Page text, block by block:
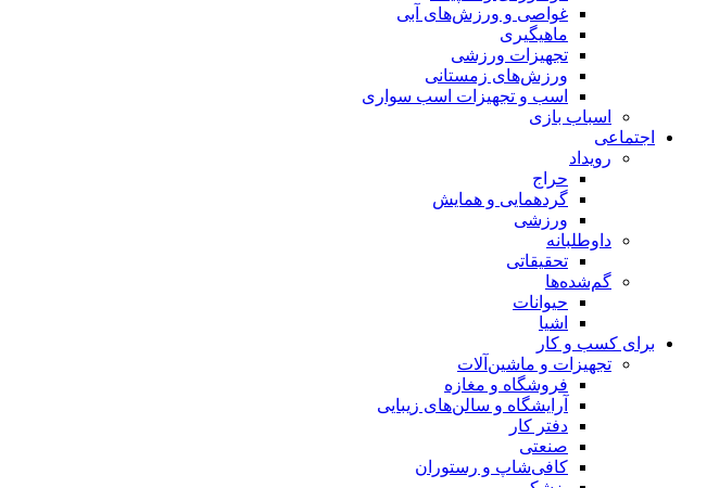
غواصی و ورزش‌های آبی
ماهیگیری
تجهیزات ورزشی
ورزش‌های زمستانی
اسب و تجهیزات اسب سواری
اسباب‌ بازی
اجتماعی
رویداد
حراج
گردهمایی و همایش
ورزشی
داوطلبانه
تحقیقاتی
گم‌شده‌ها
حیوانات
اشیا
برای کسب و کار
تجهیزات و ماشین‌آلات
فروشگاه و مغازه
آرایشگاه و سالن‌های زیبایی
دفتر کار
صنعتی
کافی‌شاپ و رستوران